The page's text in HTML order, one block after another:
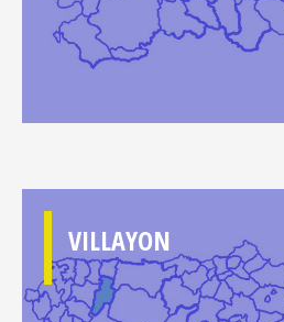
VILLAYON